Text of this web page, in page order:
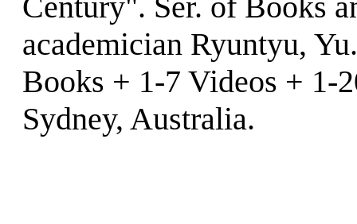
academician Ryuntyu,
Books + 1-7 Videos +
Sydney, Australia.